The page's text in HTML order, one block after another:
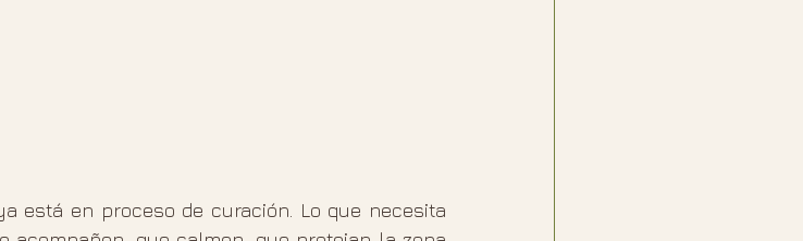
está en proceso de curación. Lo que necesita